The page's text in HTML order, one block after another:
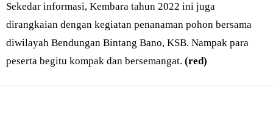
Sekedar informasi, Kembara tahun 2022 ini juga
dirangkaian dengan kegiatan penanaman pohon bersama
diwilayah Bendungan Bintang Bano, KSB. Nampak para
peserta begitu kompak dan bersemangat. (red)